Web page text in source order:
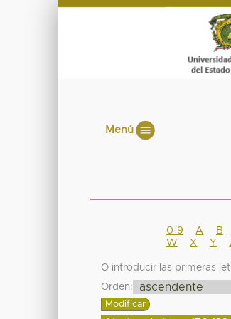
Menú
0-9 A B
W
X Y
O introducir las primeras
Orden: